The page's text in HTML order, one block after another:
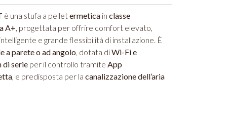
è una stufa a pelletermetica inclasse
A+, progettata per offrire comfort elevato,
e grande flessibilità di installazione. È
a parete o ad angolo, dotata diWi-Fi e
di serie per il controllo tramiteApp
, e predisposta per lacanalizzazione dell’aria